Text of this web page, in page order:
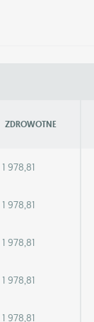
ZDROWOTNE
1 978,81
1 978,81
1 978,81
1 978,81
1 978,81